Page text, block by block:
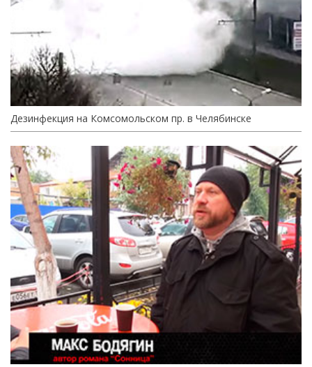
Дезинфекция на Комсомольском пр. в Челябинске